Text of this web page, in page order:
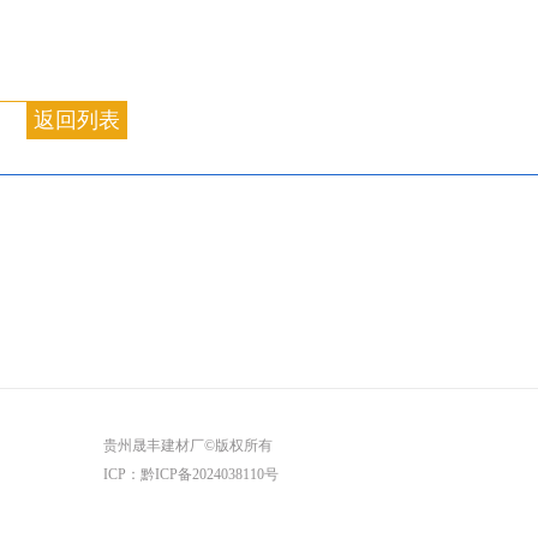
返回列表
贵州晟丰建材厂©版权所有
ICP： 黔ICP备2024038110号